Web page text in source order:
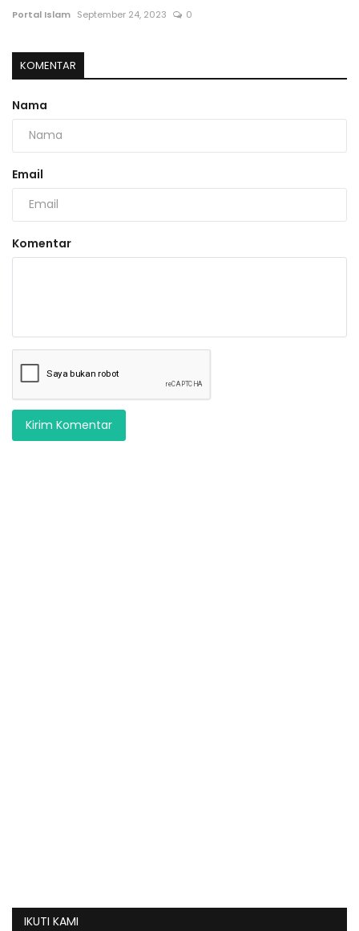
Portal Islam September 24, 2023 0
KOMENTAR
Nama
Email
Komentar
Kirim Komentar
IKUTI KAMI